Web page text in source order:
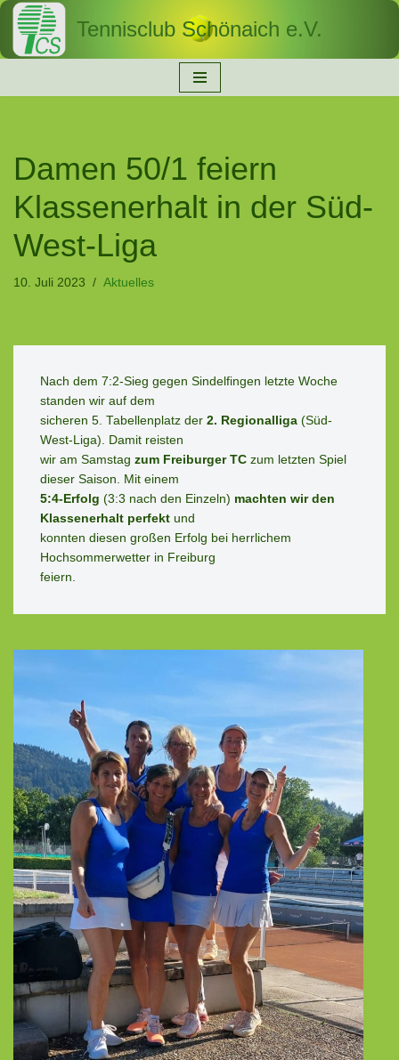
Zum
Tennisclub Schönaich e.V.
Damen 50/1 feiern
Klassenerhalt in der Süd-
West-Liga
10. Juli 2023 Aktuelles
Nach dem 7:2-Sieg gegen Sindelfingen letzte Woche
standen wir auf dem
sicheren 5. Tabellenplatz der 2. Regionalliga (Süd-
West-Liga). Damit reisten
wir am Samstag zum Freiburger TC zum letzten Spiel
dieser Saison. Mit einem
5:4-Erfolg (3:3 nach den Einzeln) machten wir den
Klassenerhalt perfekt und
konnten diesen großen Erfolg bei herrlichem
Hochsommerwetter in Freiburg